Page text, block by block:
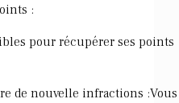
:
pour récupérer ses points
de nouvelle infractions :Vous